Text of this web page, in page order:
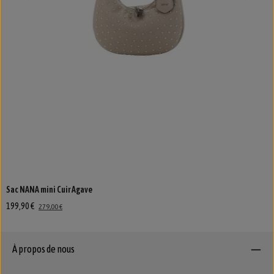
Sac NANA mini Cuir Agave
199,90 € 279,00 €
À propos de nous